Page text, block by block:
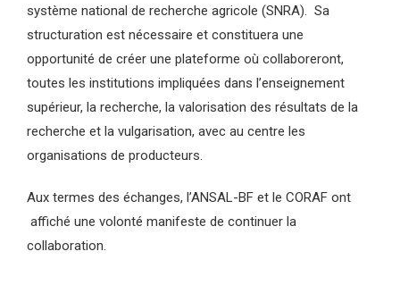
système national de recherche agricole (SNRA). Sa
structuration est nécessaire et constituera une
opportunité de créer une plateforme où collaboreront,
toutes les institutions impliquées dans l’enseignement
supérieur, la recherche, la valorisation des résultats de la
recherche et la vulgarisation, avec au centre les
organisations de producteurs.
Aux termes des échanges, l’ANSAL-BF et le CORAF ont
affiché une volonté manifeste de continuer la
collaboration.